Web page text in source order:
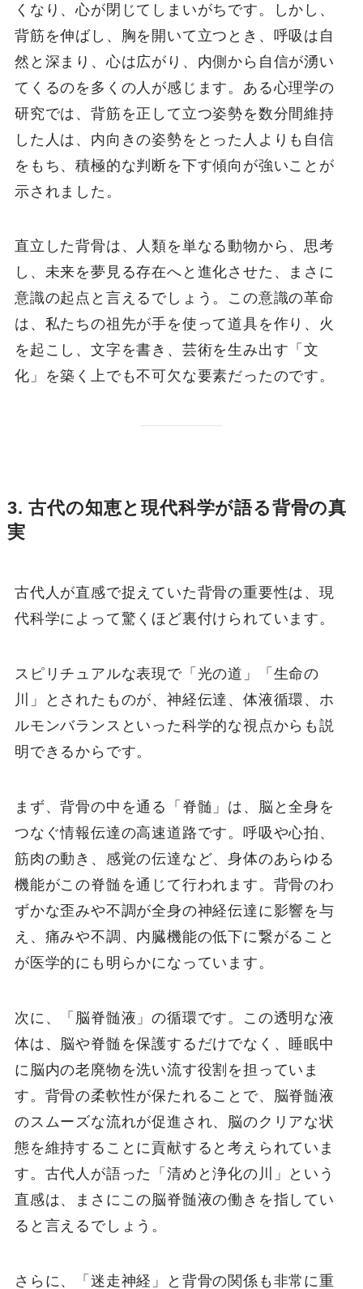
くなり、心が閉じてしまいがちです。しかし、
背筋を伸ばし、胸を開いて立つとき、呼吸は自
然と深まり、心は広がり、内側から自信が湧い
てくるのを多くの人が感じます。ある心理学の
研究では、背筋を正して立つ姿勢を数分間維持
した人は、内向きの姿勢をとった人よりも自信
をもち、積極的な判断を下す傾向が強いことが
示されました。
直立した背骨は、人類を単なる動物から、思考
し、未来を夢見る存在へと進化させた、まさに
意識の起点と言えるでしょう。この意識の革命
は、私たちの祖先が手を使って道具を作り、火
を起こし、文字を書き、芸術を生み出す「文
化」を築く上でも不可欠な要素だったのです。
3. 古代の知恵と現代科学が語る背骨の真
実
古代人が直感で捉えていた背骨の重要性は、現
代科学によって驚くほど裏付けられています。
スピリチュアルな表現で「光の道」「生命の
川」とされたものが、神経伝達、体液循環、ホ
ルモンバランスといった科学的な視点からも説
明できるからです。
まず、背骨の中を通る「脊髄」は、脳と全身を
つなぐ情報伝達の高速道路です。呼吸や心拍、
筋肉の動き、感覚の伝達など、身体のあらゆる
機能がこの脊髄を通じて行われます。背骨のわ
ずかな歪みや不調が全身の神経伝達に影響を与
え、痛みや不調、内臓機能の低下に繋がること
が医学的にも明らかになっています。
次に、「脳脊髄液」の循環です。この透明な液
体は、脳や脊髄を保護するだけでなく、睡眠中
に脳内の老廃物を洗い流す役割を担っていま
す。背骨の柔軟性が保たれることで、脳脊髄液
のスムーズな流れが促進され、脳のクリアな状
態を維持することに貢献すると考えられていま
す。古代人が語った「清めと浄化の川」という
直感は、まさにこの脳脊髄液の働きを指してい
ると言えるでしょう。
さらに、「迷走神経」と背骨の関係も非常に重